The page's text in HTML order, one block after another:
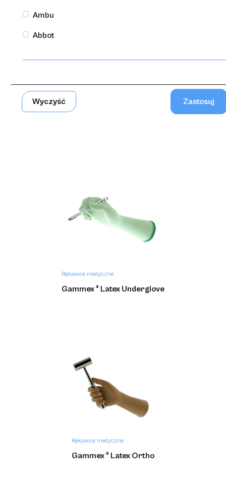
Ambu
Abbot
Wyczyść
Rękawice medyczne
Rękawice medyczne
Gammex ® Latex Underglove
Rękawice medyczne
Gammex ® Latex Ortho